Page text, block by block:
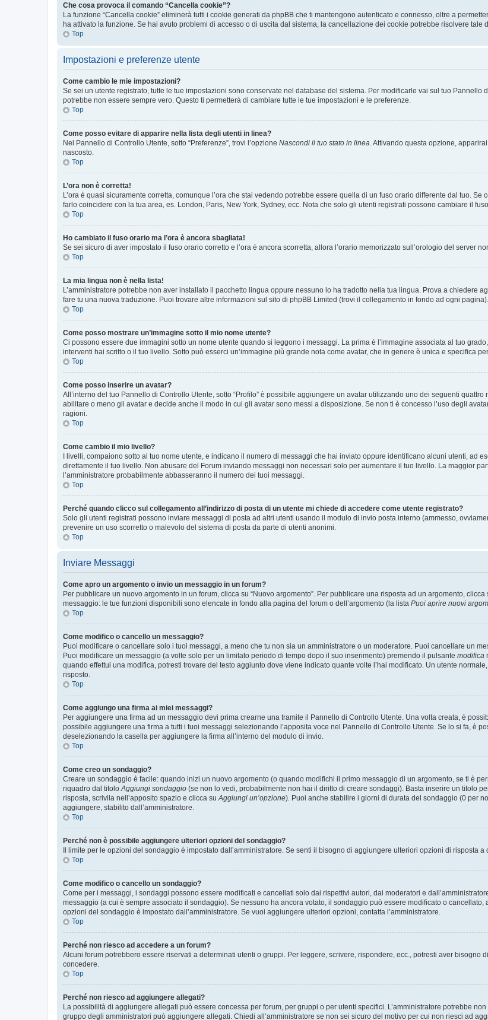
Che cosa provoca il comando “Cancella cookie”?
La funzione “Cancella cookie” eliminerà tutti i cookie generati da phpBB che ti mantengono autenticato e connesso, oltre a
ha attivato la funzione. Se hai avuto problemi di accesso o di uscita dal sistema, la cancellazione dei cookie potrebbe risolvere tale
Top
Impostazioni e preferenze utente
Come cambio le mie impostazioni?
Se sei un utente registrato, tutte le tue impostazioni sono conservate nel database del sistema. Per modificarle vai sul tuo
potrebbe non essere sempre vero. Questo ti permetterà di cambiare tutte le tue impostazioni e le preferenze.
Top
Come posso evitare di apparire nella lista degli utenti in linea?
Nel Pannello di Controllo Utente, sotto “Preferenze”, trovi l’opzione Nascondi il tuo stato in linea. Attivando questa opzione,
nascosto.
Top
L’ora non è corretta!
L’ora è quasi sicuramente corretta, comunque l’ora che stai vedendo potrebbe essere quella di un fuso orario differente dal tuo.
farlo coincidere con la tua area, es. London, Paris, New York, Sydney, ecc. Nota che solo gli utenti registrati possono cambiare il
Top
Ho cambiato il fuso orario ma l’ora è ancora sbagliata!
Se sei sicuro di aver impostato il fuso orario corretto e l’ora è ancora scorretta, allora l’orario memorizzato sull’orologio del server
Top
La mia lingua non è nella lista!
L’amministratore potrebbe non aver installato il pacchetto lingua oppure nessuno lo ha tradotto nella tua lingua. Prova a chiedere
fare tu una nuova traduzione. Puoi trovare altre informazioni sul sito di phpBB Limited (trovi il collegamento in fondo ad ogni pagina).
Top
Come posso mostrare un’immagine sotto il mio nome utente?
Ci possono essere due immagini sotto un nome utente quando si leggono i messaggi. La prima è l’immagine associata al tuo
interventi hai scritto o il tuo livello. Sotto può esserci un’immagine più grande nota come avatar, che in genere è unica e specifica
Top
Come posso inserire un avatar?
All’interno del tuo Pannello di Controllo Utente, sotto “Profilo” è possibile aggiungere un avatar utilizzando uno dei seguenti
abilitare o meno gli avatar e decide anche il modo in cui gli avatar sono messi a disposizione. Se non ti è concesso l’uso degli
ragioni.
Top
Come cambio il mio livello?
I livelli, compaiono sotto al tuo nome utente, e indicano il numero di messaggi che hai inviato oppure identificano alcuni utenti, ad
direttamente il tuo livello. Non abusare del Forum inviando messaggi non necessari solo per aumentare il tuo livello. La maggior
l’amministratore probabilmente abbasseranno il numero dei tuoi messaggi.
Top
Perché quando clicco sul collegamento all’indirizzo di posta di un utente mi chiede di accedere come utente registrato?
Solo gli utenti registrati possono inviare messaggi di posta ad altri utenti usando il modulo di invio posta interno (ammesso,
prevenire un uso scorretto o malevolo del sistema di posta da parte di utenti anonimi.
Top
Inviare Messaggi
Come apro un argomento o invio un messaggio in un forum?
Per pubblicare un nuovo argomento in un forum, clicca su “Nuovo argomento”. Per pubblicare una risposta ad un argomento,
messaggio: le tue funzioni disponibili sono elencate in fondo alla pagina del forum o dell’argomento (la lista Puoi aprire nuovi
Top
Come modifico o cancello un messaggio?
Puoi modificare o cancellare solo i tuoi messaggi, a meno che tu non sia un amministratore o un moderatore. Puoi cancellare un
Puoi modificare un messaggio (a volte solo per un limitato periodo di tempo dopo il suo inserimento) premendo il pulsante modifica
quando effettui una modifica, potresti trovare del testo aggiunto dove viene indicato quante volte l’hai modificato. Un utente
risposto.
Top
Come aggiungo una firma ai miei messaggi?
Per aggiungere una firma ad un messaggio devi prima crearne una tramite il Pannello di Controllo Utente. Una volta creata, è
possibile aggiungere una firma a tutti i tuoi messaggi selezionando l’apposita voce nel Pannello di Controllo Utente. Se lo si fa, è
deselezionando la casella per aggiungere la firma all’interno del modulo di invio.
Top
Come creo un sondaggio?
Creare un sondaggio è facile: quando inizi un nuovo argomento (o quando modifichi il primo messaggio di un argomento, se ti è
riquadro dal titoloAggiungi sondaggio (se non lo vedi, probabilmente non hai il diritto di creare sondaggi). Basta inserire un titolo
risposta, scrivila nell’apposito spazio e clicca suAggiungi un’opzione). Puoi anche stabilire i giorni di durata del sondaggio (0 per
aggiungere, stabilito dall’amministratore.
Top
Perché non è possibile aggiungere ulteriori opzioni del sondaggio?
Il limite per le opzioni del sondaggio è impostato dall’amministratore. Se senti il bisogno di aggiungere ulteriori opzioni di risposta
Top
Come modifico o cancello un sondaggio?
Come per i messaggi, i sondaggi possono essere modificati e cancellati solo dai rispettivi autori, dai moderatori e
messaggio (a cui è sempre associato il sondaggio). Se nessuno ha ancora votato, il sondaggio può essere modificato o
opzioni del sondaggio è impostato dall’amministratore. Se vuoi aggiungere ulteriori opzioni, contatta l’amministratore.
Top
Perché non riesco ad accedere a un forum?
Alcuni forum potrebbero essere riservati a determinati utenti o gruppi. Per leggere, scrivere, rispondere, ecc., potresti aver bisogno
concedere.
Top
Perché non riesco ad aggiungere allegati?
La possibilità di aggiungere allegati può essere concessa per forum, per gruppi o per utenti specifici. L’amministratore potrebbe
gruppo degli amministratori può aggiungere allegati. Chiedi all’amministratore se non sei sicuro del motivo per cui non riesci ad